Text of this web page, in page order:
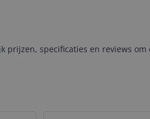
specificaties en reviews